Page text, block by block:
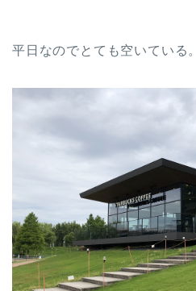
平日なのでとても空いている。